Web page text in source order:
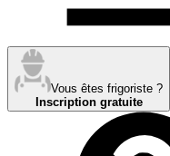
Vous êtes frigoriste ?
Inscription gratuite